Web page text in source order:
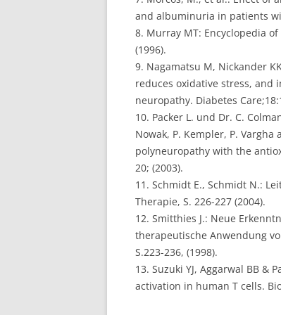
and albuminuria in patients
8. Murray MT: Encyclopedia
(1996).
9. Nagamatsu M, Nickander
reduces oxidative stress, and
neuropathy. Diabetes
10. Packer L. und Dr. C.
Nowak, P. Kempler, P.
polyneuropathy with the
20; (2003).
11. Schmidt E., Schmidt N.:
Therapie, S. 226-227 (2004).
12. Smitthies J.: Neue
therapeutische Anwendung
S.223-236, (1998).
13. Suzuki YJ, Aggarwal BB &
activation in human T cells.